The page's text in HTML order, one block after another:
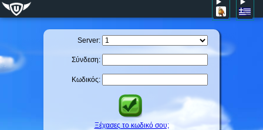
Server:
Σύνδεση:
Κωδικός:
Ξέχασες το κωδικό σου;